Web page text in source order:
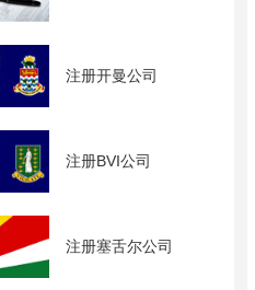
注册开曼公司
注册BVI公司
注册塞舌尔公司